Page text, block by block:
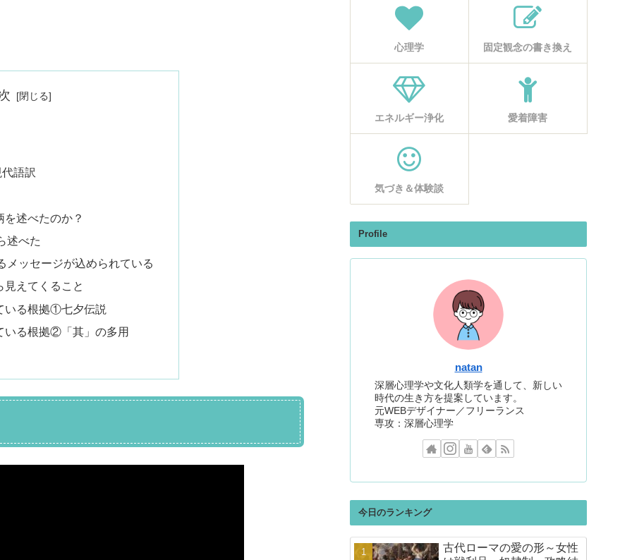
語訳
述べたのか？
述べた
メッセージが込められている
えてくること
いる根拠①七夕伝説
いる根拠②「其」の多用
心理学 固定観念の書き換え
エネルギー浄化 愛着障害
気づき＆体験談
Profile
natan
深層心理学や文化人類学を通して、新しい
時代の生き方を提案しています。
元WEBデザイナー／フリーランス
専攻：深層心理学
今日のランキング
古代ローマの愛の形～女性